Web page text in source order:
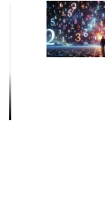
Aizmirsusi